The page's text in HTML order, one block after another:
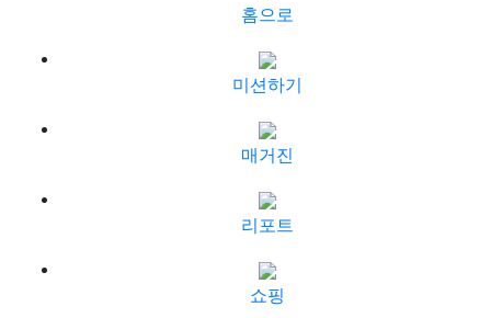
수정취소
정보 감사합니다
1년전
Previous
456
홈으로
미션하기
매거진
리포트
쇼핑